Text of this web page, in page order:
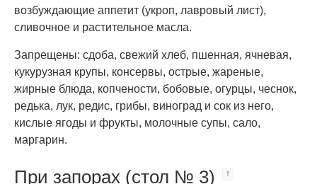
возбуждающие аппетит (укроп, лавровый лист),
сливочное и растительное масла.
Запрещены: сдоба, свежий хлеб, пшенная, ячневая,
кукурузная крупы, консервы, острые, жареные,
жирные блюда, копчености, бобовые, огурцы, чеснок,
редька, лук, редис, грибы, виноград и сок из него,
кислые ягоды и фрукты, молочные супы, сало,
маргарин.
При запорах (стол № 3)